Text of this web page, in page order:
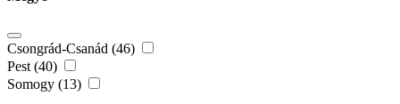
Csongrád-Csanád (46)
Pest (40)
Somogy (13)